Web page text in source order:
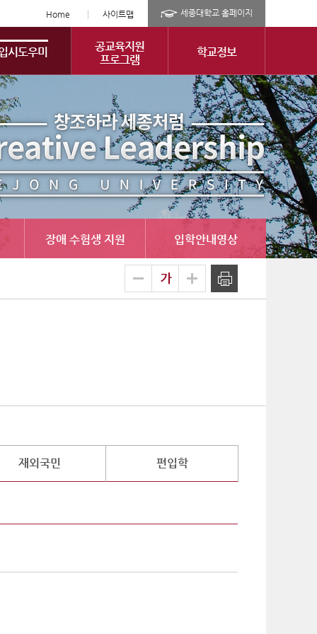
Home 사이트맵 세종대학교 홈페이지
시도우미
공교육지원
프로그램
학교정보
장애 수험생 지원 입학안내영상
축소 확대 출력
재외국민 편입학